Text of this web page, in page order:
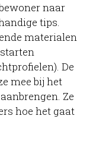
naar
tips.
materialen
De
mee bij het
Ze
hoe het gaat